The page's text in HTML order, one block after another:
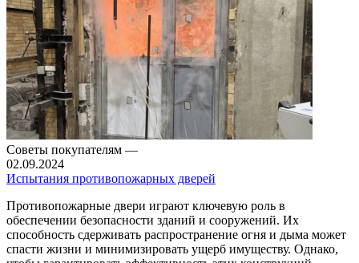
Советы покупателям —
02.09.2024
Испытания противопожарных дверей
Противопожарные двери играют ключевую роль в
обеспечении безопасности зданий и сооружений. Их
способность сдерживать распространение огня и дыма может
спасти жизни и минимизировать ущерб имуществу. Однако,